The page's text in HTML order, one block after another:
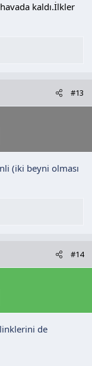
kaldı.İlkler
#13
(iki beyni olması
#14
de